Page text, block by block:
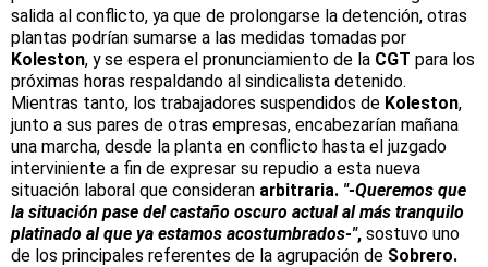
salida al conflicto, ya que de prolongarse la detención, otras
plantas podrían sumarse a las medidas tomadas por
Koleston, y se espera el pronunciamiento de la CGT para los
próximas horas respaldando al sindicalista detenido.
Mientras tanto, los trabajadores suspendidos de Koleston,
junto a sus pares de otras empresas, encabezarían mañana
una marcha, desde la planta en conflicto hasta el juzgado
interviniente a fin de expresar su repudio a esta nueva
situación laboral que consideran arbitraria. "-Queremos que
la situación pase del castaño oscuro actual al más tranquilo
platinado al que ya estamos acostumbrados-", sostuvo uno
de los principales referentes de la agrupación de Sobrero.